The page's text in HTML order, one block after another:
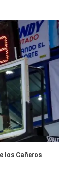
los Cañeros